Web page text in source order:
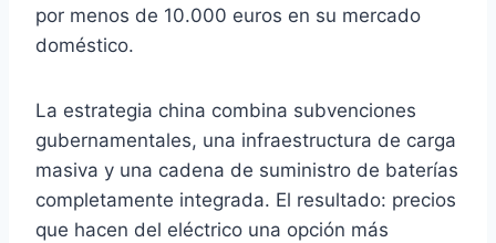
por menos de 10.000 euros en su mercado
doméstico.
La estrategia china combina subvenciones
gubernamentales, una infraestructura de carga
masiva y una cadena de suministro de baterías
completamente integrada. El resultado: precios
que hacen del eléctrico una opción más